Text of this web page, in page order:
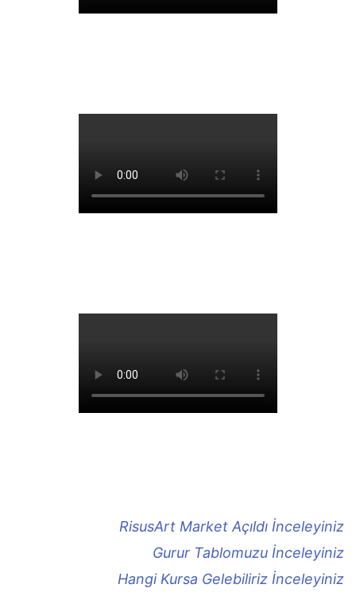
RisusArt Market Açıldı İnceleyiniz
Gurur Tablomuzu İnceleyiniz
Hangi Kursa Gelebiliriz İnceleyiniz